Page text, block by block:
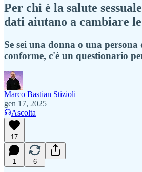
Per chi è la salute
dati aiutano a cambiare le
Se sei una donna o una persona
conforme, c'è un questionario
Marco Bastian Stizioli
gen 17, 2025
Ascolta
17
1 6